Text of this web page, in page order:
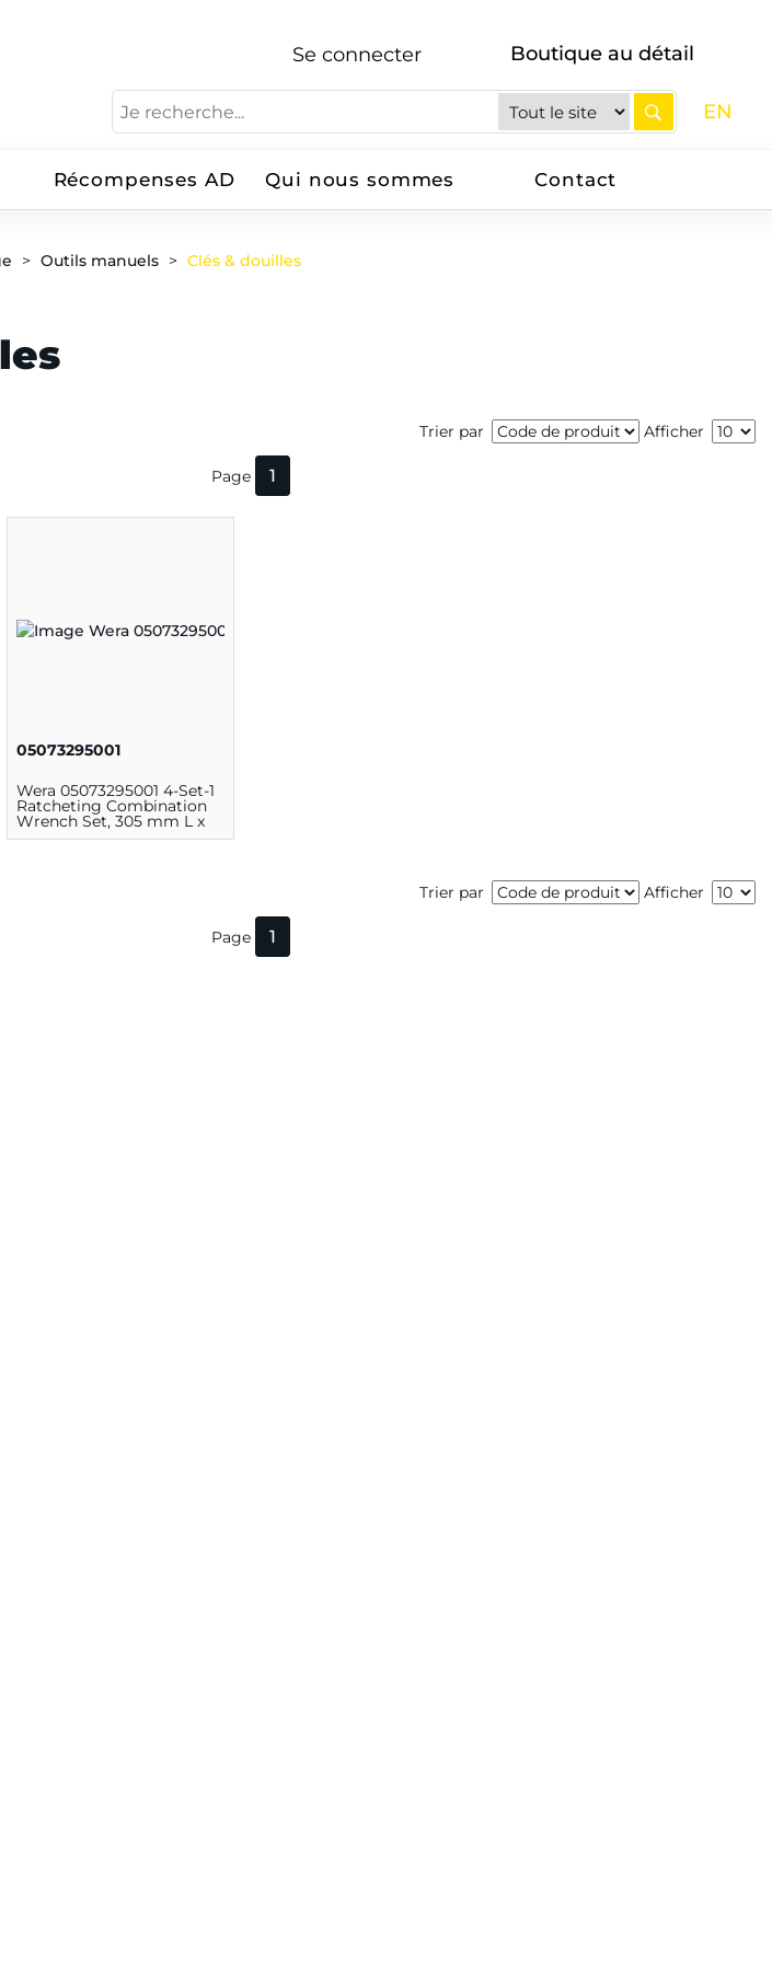
Se connecter Boutique au détail
EN
Récompenses AD Qui nous sommes Contact
Outils manuels Clés & douilles
Trier par Afficher
Page 1
05073295001
Wera 05073295001 4-Set-1
Ratcheting Combination
Wrench Set, 305 mm L x
95 mm W x 55 mm H,
Trier par Afficher
Page 1